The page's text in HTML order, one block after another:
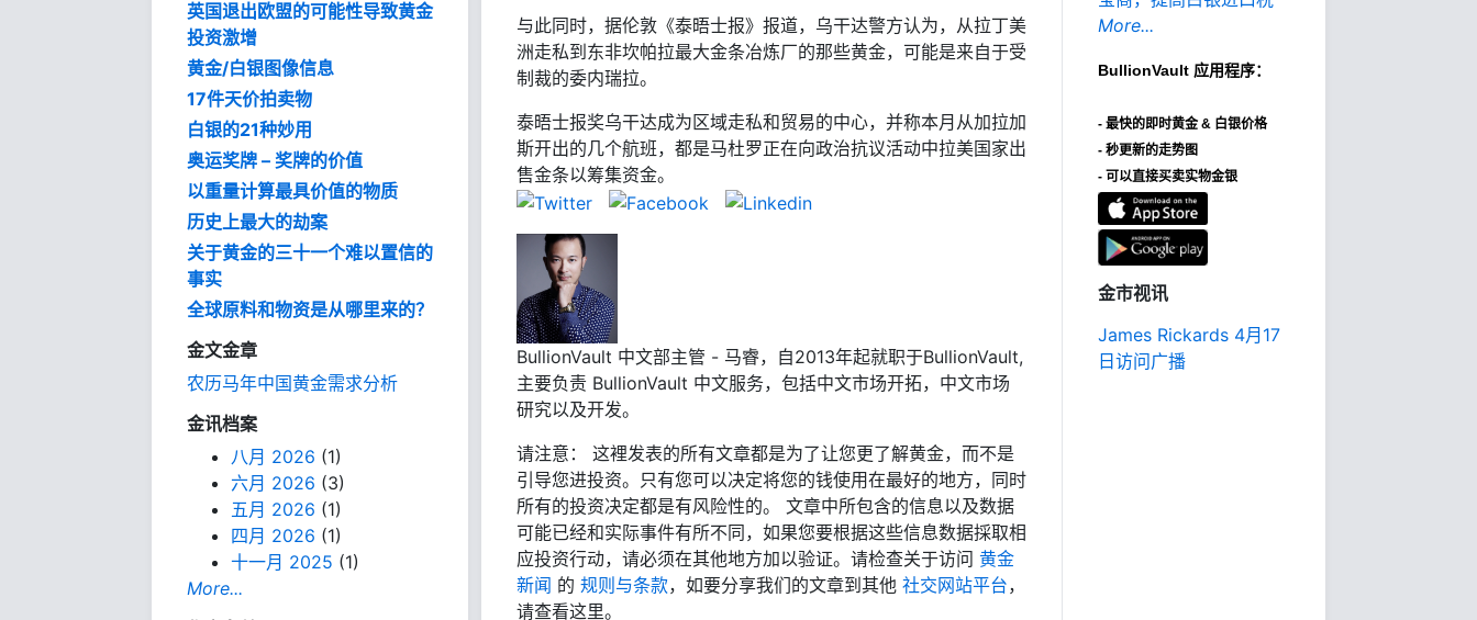
英国退出欧盟的可能性导致黄金
投资激增
黄金/白银图像信息
17件天价拍卖物
白银的21种妙用
奥运奖牌 – 奖牌的价值
以重量计算最具价值的物质
历史上最大的劫案
关于黄金的三十一个难以置信的
事实
全球原料和物资是从哪里来的？
金文金章
农历马年中国黄金需求分析
金讯档案
八月 2026 (1)
六月 2026 (3)
五月 2026 (1)
四月 2026 (1)
十一月 2025 (1)
More...
与此同时，据伦敦《泰晤士报》报道，乌干达警方认为，从拉丁美
洲走私到东非坎帕拉最大金条冶炼厂的那些黄金，可能是来自于受
制裁的委内瑞拉。
泰晤士报奖乌干达成为区域走私和贸易的中心，并称本月从加拉加
斯开出的几个航班，都是马杜罗正在向政治抗议活动中拉美国家出
售金条以筹集资金。
BullionVault 中文部主管 - 马睿，自2013年起就职于BullionVault,
主要负责 BullionVault 中文服务，包括中文市场开拓，中文市场
研究以及开发。
请注意： 这裡发表的所有文章都是为了让您更了解黄金，而不是
引导您进投资。只有您可以决定将您的钱使用在最好的地方，同时
所有的投资决定都是有风险性的。 文章中所包含的信息以及数据
可能已经和实际事件有所不同，如果您要根据这些信息数据採取相
应投资行动，请必须在其他地方加以验证。请检查关于访问 黄金
新闻 的 规则与条款，如要分享我们的文章到其他 社交网站平台，
请查看这里。
More...
BullionVault 应用程序：
- 最快的即时黄金 & 白银价格
- 秒更新的走势图
- 可以直接买卖实物金银
金市视讯
James Rickards 4月17
日访问广播